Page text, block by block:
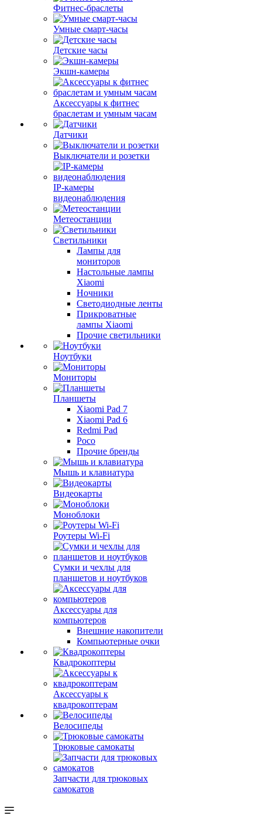
Фитнес-браслеты
Умные смарт-часы
Детские часы
Экшн-камеры
Аксессуары к фитнес
браслетам и умным часам
Датчики
Выключатели и розетки
IP-камеры
видеонаблюдения
Метеостанции
Светильники
Лампы для
мониторов
Настольные лампы
Xiaomi
Ночники
Светодиодные ленты
Прикроватные
лампы Xiaomi
Прочие светильники
Ноутбуки
Мониторы
Планшеты
Xiaomi Pad 7
Xiaomi Pad 6
Redmi Pad
Poco
Прочие бренды
Мышь и клавиатура
Видеокарты
Моноблоки
Роутеры Wi-Fi
Сумки и чехлы для
планшетов и ноутбуков
Аксессуары для
компьютеров
Внешние накопители
Компьютерные очки
Квадрокоптеры
Аксессуары к
квадрокоптерам
Велосипеды
Трюковые самокаты
Запчасти для трюковых
самокатов